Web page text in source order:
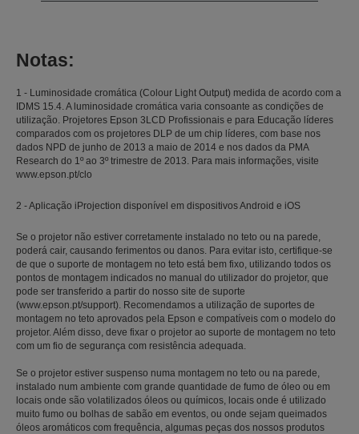
Notas:
1 - Luminosidade cromática (Colour Light Output) medida de acordo com a
IDMS 15.4. A luminosidade cromática varia consoante as condições de
utilização. Projetores Epson 3LCD Profissionais e para Educação líderes
comparados com os projetores DLP de um chip líderes, com base nos
dados NPD de junho de 2013 a maio de 2014 e nos dados da PMA
Research do 1º ao 3º trimestre de 2013. Para mais informações, visite
www.epson.pt/clo
2 - Aplicação iProjection disponível em dispositivos Android e iOS
Se o projetor não estiver corretamente instalado no teto ou na parede,
poderá cair, causando ferimentos ou danos. Para evitar isto, certifique-se
de que o suporte de montagem no teto está bem fixo, utilizando todos os
pontos de montagem indicados no manual do utilizador do projetor, que
pode ser transferido a partir do nosso site de suporte
(www.epson.pt/support). Recomendamos a utilização de suportes de
montagem no teto aprovados pela Epson e compatíveis com o modelo do
projetor. Além disso, deve fixar o projetor ao suporte de montagem no teto
com um fio de segurança com resistência adequada.
Se o projetor estiver suspenso numa montagem no teto ou na parede,
instalado num ambiente com grande quantidade de fumo de óleo ou em
locais onde são volatilizados óleos ou químicos, locais onde é utilizado
muito fumo ou bolhas de sabão em eventos, ou onde sejam queimados
óleos aromáticos com frequência, algumas peças dos nossos produtos